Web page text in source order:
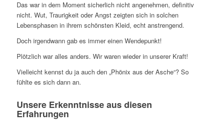
Das war in dem Moment sicherlich nicht angenehmen, definitiv
nicht. Wut, Traurigkeit oder Angst zeigten sich in solchen
Lebensphasen in ihrem schönsten Kleid, echt anstrengend.
Doch irgendwann gab es immer einen Wendepunkt!
Plötzlich war alles anders. Wir waren wieder in unserer Kraft!
Vielleicht kennst du ja auch den „Phönix aus der Asche“? So
fühlte es sich dann an.
Unsere Erkenntnisse aus diesen
Erfahrungen